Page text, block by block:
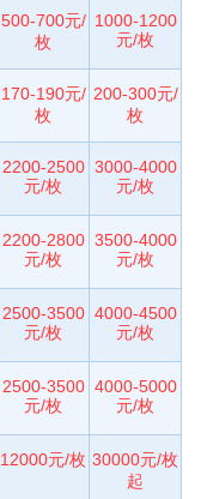
500-700元/
枚
1000-1200
元/枚
170-190元/
枚
200-300元/
枚
2200-2500
元/枚
3000-4000
元/枚
2200-2800
元/枚
3500-4000
元/枚
2500-3500
元/枚
4000-4500
元/枚
2500-3500
元/枚
4000-5000
元/枚
12000元/枚 30000元/枚
起